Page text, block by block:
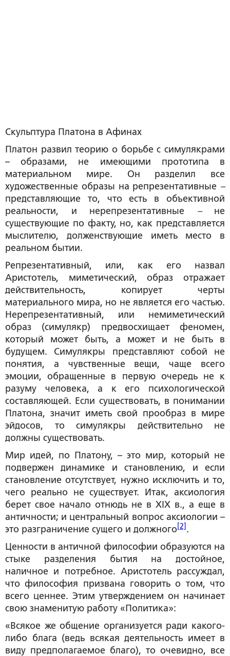
Скульптура Платона в Афинах
Платон развил теорию о борьбе с симулякрами
– образами, не имеющими прототипа в
материальном мире. Он разделил все
художественные образы на репрезентативные –
представляющие то, что есть в объективной
реальности, и нерепрезентативные –не
существующие по факту, но, как представляется
мыслителю, долженствующие иметь место в
реальном бытии.
Репрезентативный, или, как его назвал
Аристотель, миметический, образ отражает
действительность, копирует черты
материального мира, но не является его частью.
Нерепрезентативный, или немиметический
образ (симулякр) предвосхищает феномен,
который может быть, а может и не быть в
будущем. Симулякры представляют собой не
понятия, а чувственные вещи, чаще всего
эмоции, обращенные в первую очередь не к
разуму человека, а к его психологической
составляющей. Если существовать, в понимании
Платона, значит иметь свой прообраз в мире
эйдосов, то симулякры действительно не
должны существовать.
Мир идей, по Платону, – это мир, который не
подвержен динамике и становлению, и если
становление отсутствует, нужно исключить и то,
чего реально не существует. Итак, аксиология
берет свое начало отнюдь не в XIX в., а еще в
античности; и центральный вопрос аксиологии –
это разграничение сущего и должного [2] .
Ценности в античной философии образуются на
стыке разделения бытия на достойное,
наличное и потребное. Аристотель рассуждал,
что философия призвана говорить о том, что
всего ценнее. Этим утверждением он начинает
свою знаменитую работу «Политика»:
«Всякое же общение организуется ради какого-
либо блага (ведь всякая деятельность имеет в
виду предполагаемое благо), то очевидно, все